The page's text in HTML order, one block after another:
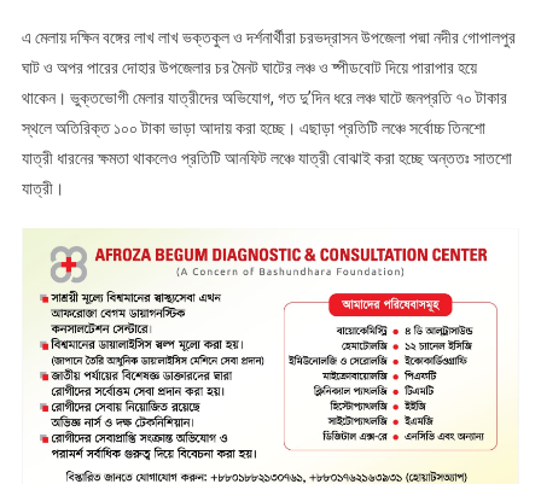
এ মেলায় দক্ষিন বঙ্গের লাখ লাখ ভক্তকুল ও দর্শনার্থীরা চরভদ্রাসন উপজেলা পদ্মা নদীর গোপালপুর
ঘাট ও অপর পারের দোহার উপজেলার চর মৈনট ঘাটের লঞ্চ ও ষ্পীডবোট দিয়ে পারাপার হয়ে
থাকেন। ভুক্তভোগী মেলার যাত্রীদের অভিযোগ, গত দু’দিন ধরে লঞ্চ ঘাটে জনপ্রতি ৭০ টাকার
স্থলে অতিরিক্ত ১০০ টাকা ভাড়া আদায় করা হচ্ছে। এছাড়া প্রতিটি লঞ্চে সর্বোচ্চ তিনশো
যাত্রী ধারনের ক্ষমতা থাকলেও প্রতিটি আনফিট লঞ্চে যাত্রী বোঝাই করা হচ্ছে অন্ততঃ সাতশো
যাত্রী।